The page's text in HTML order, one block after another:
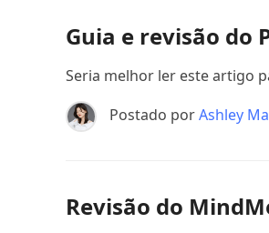
Guia e revisão do
Seria melhor ler este artigo
Postado porAshley
Revisão do